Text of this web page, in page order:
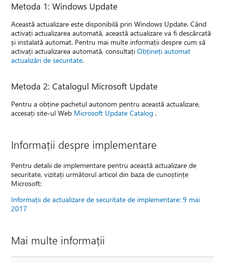
Metoda 1: Windows Update
Această actualizare este disponibilă prin Windows Update. Când
activați actualizarea automată, această actualizare va fi descărcată
și instalată automat. Pentru mai multe informații despre cum să
activați actualizarea automată, consultațiObțineți automat
actualizări de securitate.
Metoda 2: Catalogul Microsoft Update
Pentru a obține pachetul autonom pentru această actualizare,
accesați site-ul Web Microsoft Update Catalog .
Informații despre implementare
Pentru detalii de implementare pentru această actualizare de
securitate, vizitați următorul articol din baza de cunoștințe
Microsoft:
Informații de actualizare de securitate de implementare: 9 mai
2017
Mai multe informații